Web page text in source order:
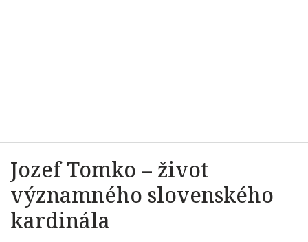
Jozef Tomko – život
významného slovenského
kardinála